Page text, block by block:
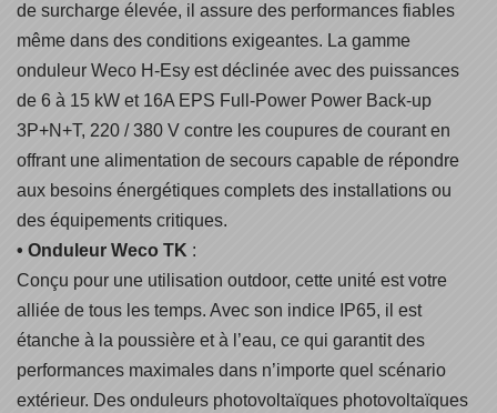
de surcharge élevée, il assure des performances fiables
même dans des conditions exigeantes. La gamme
onduleur Weco H-Esy est déclinée avec des puissances
de 6 à 15 kW et 16A EPS Full-Power Power Back-up
3P+N+T, 220 / 380 V contre les coupures de courant en
offrant une alimentation de secours capable de répondre
aux besoins énergétiques complets des installations ou
des équipements critiques.
• Onduleur Weco TK :
Conçu pour une utilisation outdoor, cette unité est votre
alliée de tous les temps. Avec son indice IP65, il est
étanche à la poussière et à l’eau, ce qui garantit des
performances maximales dans n’importe quel scénario
extérieur. Des onduleurs photovoltaïques photovoltaïques